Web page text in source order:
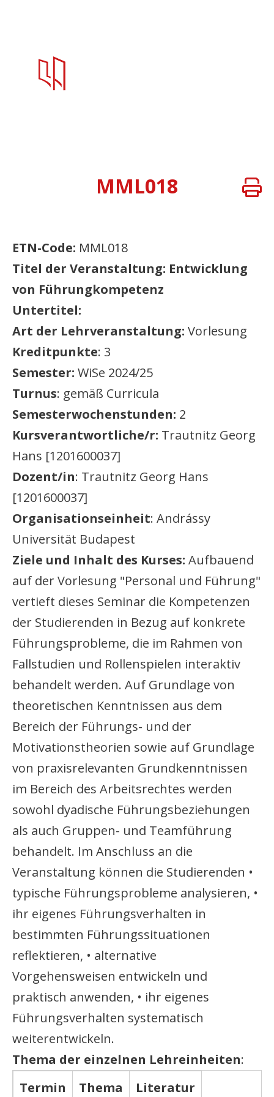
MML018
ETN-Code: MML018
Titel der Veranstaltung: Entwicklung
von Führungkompetenz
Untertitel:
Art der Lehrveranstaltung: Vorlesung
Kreditpunkte: 3
Semester: WiSe 2024/25
Turnus: gemäß Curricula
Semesterwochenstunden: 2
Kursverantwortliche/r: Trautnitz Georg
Hans [1201600037]
Dozent/in: Trautnitz Georg Hans
[1201600037]
Organisationseinheit: Andrássy
Universität Budapest
Ziele und Inhalt des Kurses: Aufbauend
auf der Vorlesung "Personal und Führung"
vertieft dieses Seminar die Kompetenzen
der Studierenden in Bezug auf konkrete
Führungsprobleme, die im Rahmen von
Fallstudien und Rollenspielen interaktiv
behandelt werden. Auf Grundlage von
theoretischen Kenntnissen aus dem
Bereich der Führungs- und der
Motivationstheorien sowie auf Grundlage
von praxisrelevanten Grundkenntnissen
im Bereich des Arbeitsrechtes werden
sowohl dyadische Führungsbeziehungen
als auch Gruppen- und Teamführung
behandelt. Im Anschluss an die
Veranstaltung können die Studierenden •
typische Führungsprobleme analysieren, •
ihr eigenes Führungsverhalten in
bestimmten Führungssituationen
reflektieren, • alternative
Vorgehensweisen entwickeln und
praktisch anwenden, • ihr eigenes
Führungsverhalten systematisch
weiterentwickeln.
Thema der einzelnen Lehreinheiten:
Termin
Thema Literatur